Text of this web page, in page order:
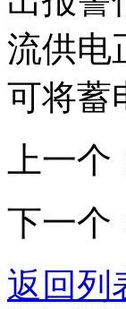
流供电
可将蓄
上一个
下一个
返回列